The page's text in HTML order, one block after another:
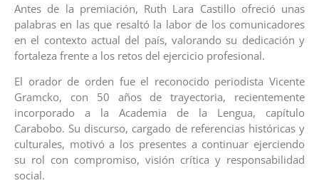
Antes de la premiación, Ruth Lara Castillo ofreció unas
palabras en las que resaltó la labor de los comunicadores
en el contexto actual del país, valorando su dedicación y
fortaleza frente a los retos del ejercicio profesional.
El orador de orden fue el reconocido periodista Vicente
Gramcko, con 50 años de trayectoria, recientemente
incorporado a la Academia de la Lengua, capítulo
Carabobo. Su discurso, cargado de referencias históricas y
culturales, motivó a los presentes a continuar ejerciendo
su rol con compromiso, visión crítica y responsabilidad
social.